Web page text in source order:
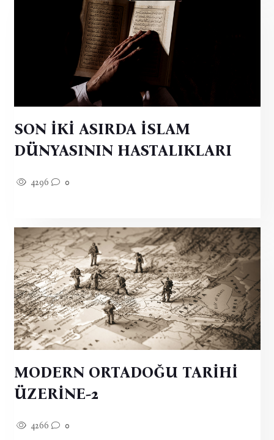
SON İKİ ASIRDA İSLAM
DÜNYASININ HASTALIKLARI
4296 0
MODERN ORTADOĞU TARİHİ
ÜZERİNE-2
4266 0